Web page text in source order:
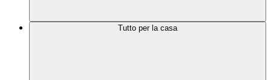
Tutto per la casa